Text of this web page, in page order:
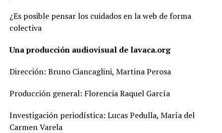
¿Es posible pensar los cuidados en la web de forma
colectiva
Una producción audiovisual de lavaca.org
Dirección: Bruno Ciancaglini, Martina Perosa
Producción general: Florencia Raquel García
Investigación periodística: Lucas Pedulla, María del
Carmen Varela